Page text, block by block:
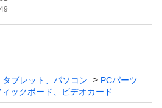
タブレット、パソコン
PCパーツ
ィックボード、ビデオカード